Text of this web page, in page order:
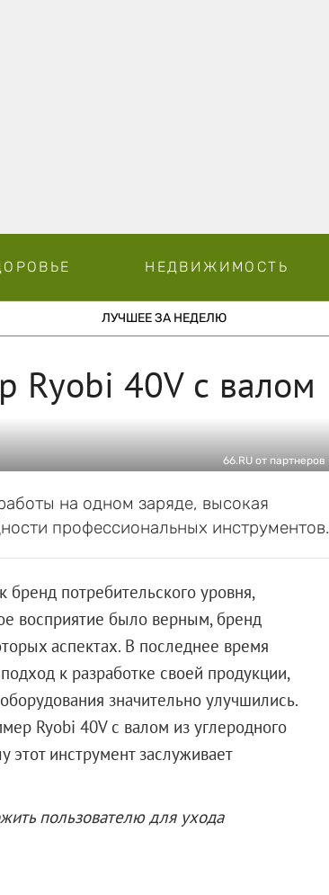
НЕДВИЖИМОСТЬ
ЛУЧШЕЕ ЗА НЕДЕЛЮ
Ryobi 40V с валом
66.RU от партнеров
на одном заряде, высокая
профессиональных инструментов.
бренд потребительского уровня,
восприятие было верным, бренд
аспектах. В последнее время
к разработке своей продукции,
значительно улучшились.
Ryobi 40V с валом из углеродного
этот инструмент заслуживает
пользователю для ухода